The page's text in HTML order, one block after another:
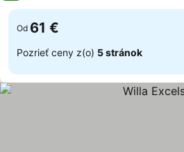
Od 61 €
Pozrieť ceny z(o) 5 stránok